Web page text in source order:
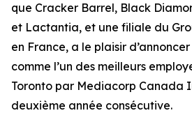
que Cracker Barrel, Black
et Lactantia, et une filiale du
en France, a le plaisir
comme l’un des meilleurs
Toronto par Mediacorp Canada
deuxième année consécutive.